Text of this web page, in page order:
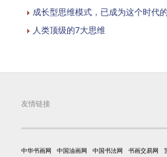
成长型思维模式，已成为这个时代
人类顶级的7大思维
友情链接
中华书画网 中国油画网 中国书法网 书画交易网